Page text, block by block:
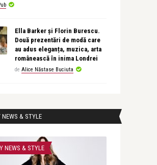
Ella Barker și Florin Burescu.
Două prezentări de modă care
au adus eleganța, muzica, arta
românească în inima Londrei
de Alice Năstase Buciuta
NEWS & STYLE
NEWS & STYLE